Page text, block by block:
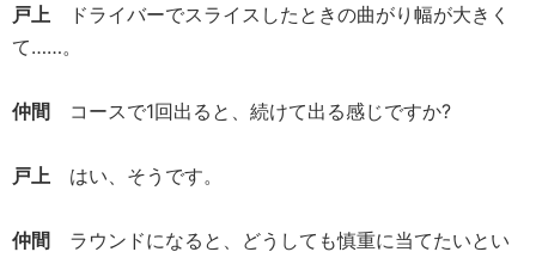
戸上 ドライバーでスライスしたときの曲がり幅が大きく
て……。
仲間 コースで1回出ると、続けて出る感じですか?
戸上 はい、そうです。
仲間 ラウンドになると、どうしても慎重に当てたいとい